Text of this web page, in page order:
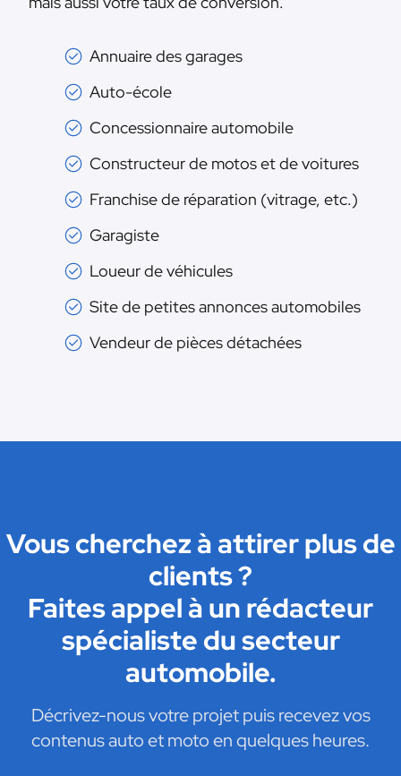
Annuaire des garages
Auto-école
Concessionnaire automobile
Constructeur de motos et de voitures
Franchise de réparation (vitrage, etc.)
Garagiste
Loueur de véhicules
Site de petites annonces automobiles
Vendeur de pièces détachées
Vous cherchez à attirer plus de
clients ?
Faites appel à un rédacteur
spécialiste du secteur
automobile.
Décrivez-nous votre projet puis recevez vos
contenus auto et moto en quelques heures.